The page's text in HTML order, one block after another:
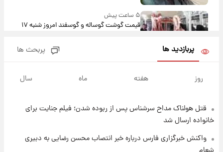
۵ ساعت پیش
قیمت گوشت گوساله و گوسفند امروز شنبه ۱۷
شوید+ فیلم
۶ ساعت پیش
پربازدید ها پربحث ها
روز هفته ماه سال
قتل هولناک مداح سرشناس پس از ربوده شدن؛ فیلم جنایت برای
خانواده ارسال شد
واکنش خبرگزاری فارس درباره خبر انتصاب محسن رضایی به دبیری